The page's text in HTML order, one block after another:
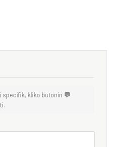
specifik, kliko butonin 💬